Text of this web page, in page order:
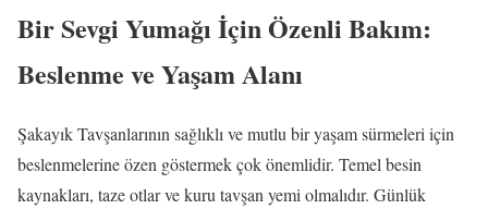
Bir Sevgi Yumağı İçin Özenli Bakım:
Beslenme ve Yaşam Alanı
Şakayık Tavşanlarının sağlıklı ve mutlu bir yaşam sürmeleri için
beslenmelerine özen göstermek çok önemlidir. Temel besin
kaynakları, taze otlar ve kuru tavşan yemi olmalıdır. Günlük